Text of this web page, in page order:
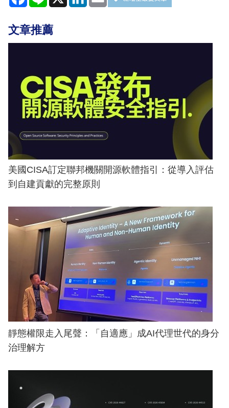
文章推薦
美國CISA訂定聯邦機關開源軟體指引：從導入評估
到自建貢獻的完整原則
靜態權限走入尾聲：「自適應」成AI代理世代的身分
治理解方